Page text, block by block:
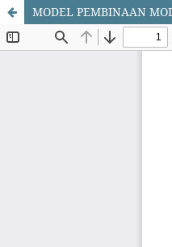
MODEL PEMBINAAN